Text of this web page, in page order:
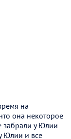
на
она некоторое
забрали у Юлии
Юлии и все